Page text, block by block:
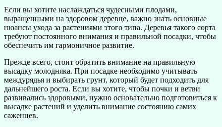
Если вы хотите наслаждаться чудесными плодами,
выращенными на здоровом деревце, важно знать основные
нюансы ухода за растениями этого типа. Деревья такого сорта
требуют постоянного внимания и правильной посадки, чтобы
обеспечить им гармоничное развитие.
Прежде всего, стоит обратить внимание на правильную
высадку молодняка. При посадке необходимо учитывать
междурядья и выбирать грунт, который будет подходить для
дальнейшего роста. Если вы хотите, чтобы почки и ветви
развивались здоровыми, нужно основательно подготовиться к
высадке растений и уделить внимание состоянию самих
саженцев.